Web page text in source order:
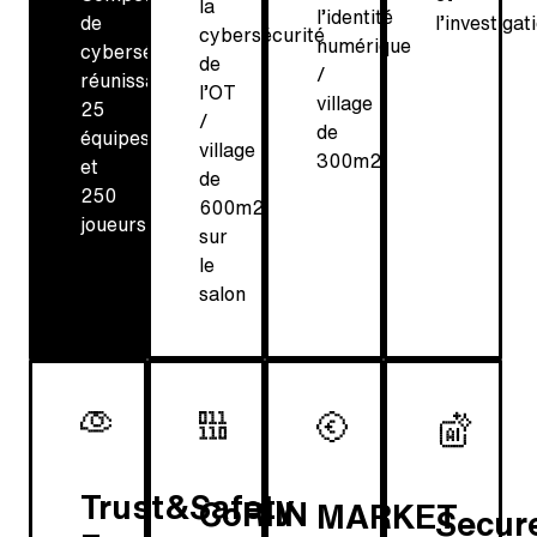
de
cybersécurité
réunissant
25
équipes
et
250
joueurs
la
cybersécurité
de
l’OT
/
village
de
600m2
sur
le
salon
l’identité
numérique
/
village
de
300m2
Trust&Safety
CoRIIN MARKET